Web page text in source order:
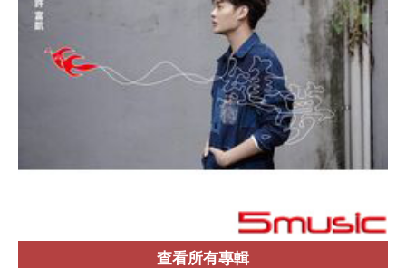
查看所有專輯